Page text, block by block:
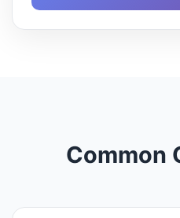
Common